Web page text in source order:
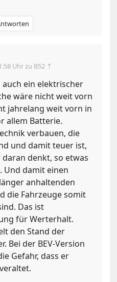
Uhrzu B52 ⇡
auch ein elektrischer
wäre nicht weit vorn
jahrelang weit vorn in
allem Batterie.
verbauen, die
und damit teuer ist,
denkt, so etwas
Und damit einen
anhaltenden
die Fahrzeuge somit
Das ist
für Werterhalt.
den Stand der
Bei der BEV-Version
Gefahr, dass er